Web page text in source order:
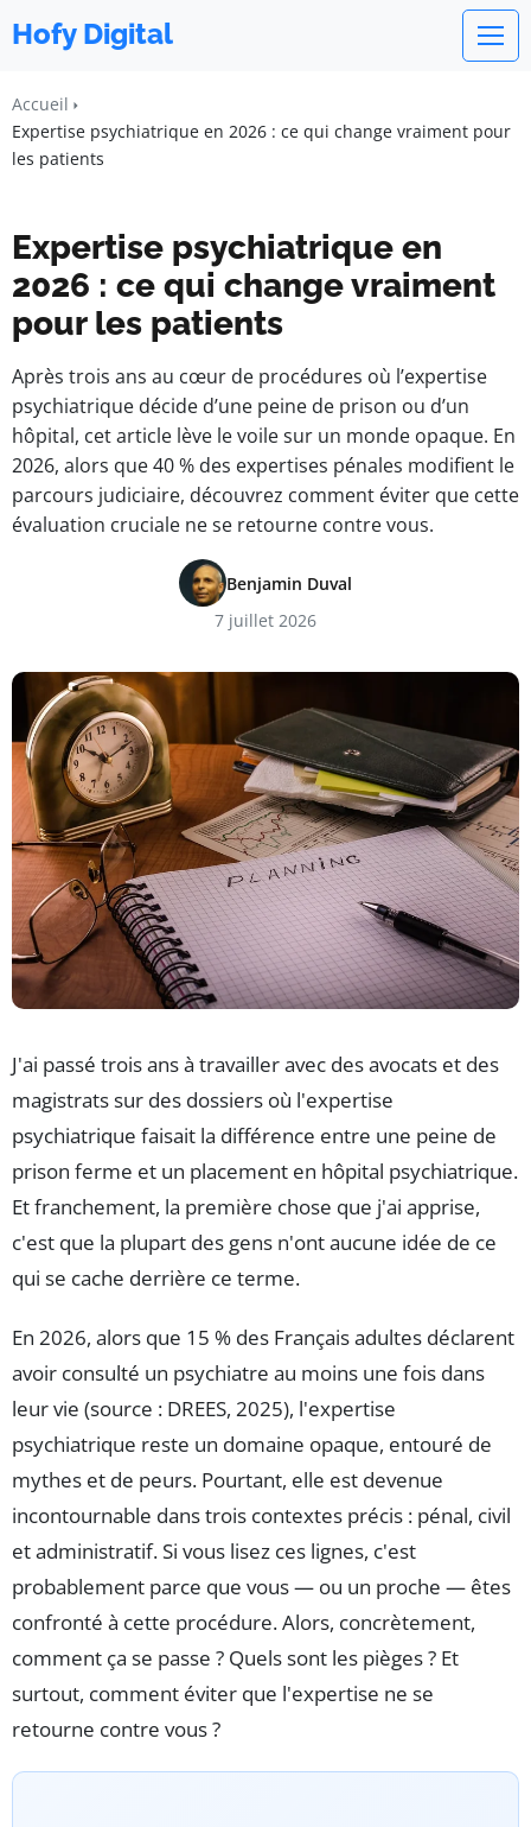
Hofy Digital
Accueil
Expertise psychiatrique en 2026 : ce qui change vraiment pour
les patients
Expertise psychiatrique en
2026 : ce qui change vraiment
pour les patients
Après trois ans au cœur de procédures où l’expertise
psychiatrique décide d’une peine de prison ou d’un
hôpital, cet article lève le voile sur un monde opaque. En
2026, alors que 40 % des expertises pénales modifient le
parcours judiciaire, découvrez comment éviter que cette
évaluation cruciale ne se retourne contre vous.
Benjamin Duval
7 juillet 2026
J'ai passé trois ans à travailler avec des avocats et des
magistrats sur des dossiers où l'expertise
psychiatrique faisait la différence entre une peine de
prison ferme et un placement en hôpital psychiatrique.
Et franchement, la première chose que j'ai apprise,
c'est que la plupart des gens n'ont aucune idée de ce
qui se cache derrière ce terme.
En 2026, alors que 15 % des Français adultes déclarent
avoir consulté un psychiatre au moins une fois dans
leur vie (source : DREES, 2025), l'expertise
psychiatrique reste un domaine opaque, entouré de
mythes et de peurs. Pourtant, elle est devenue
incontournable dans trois contextes précis : pénal, civil
et administratif. Si vous lisez ces lignes, c'est
probablement parce que vous — ou un proche — êtes
confronté à cette procédure. Alors, concrètement,
comment ça se passe ? Quels sont les pièges ? Et
surtout, comment éviter que l'expertise ne se
retourne contre vous ?